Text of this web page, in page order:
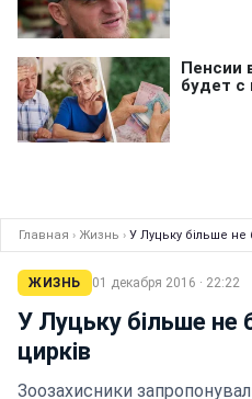
Главная › Жизнь › У Луцьку більше не
ЖИЗНЬ 01 декабря 2016 · 22:22
У Луцьку більше не
цирків
Зоозахисники